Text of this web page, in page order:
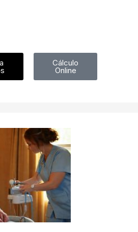
Cálculo
Online